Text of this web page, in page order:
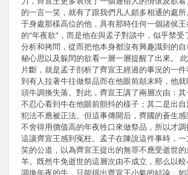
的一言一笑，就有了跟我們凡人頗多相通的處
于身處那樣高位的他，具有那時任何一個諸侯
的“年夜欲”，而是他在與孟子對談中，似乎禁
分析和拷問，從而把他本身都沒有興趣識到的
秘心思以及躲閃的欲看一層一層提醒了出來。
片斷，就是孟子剖析了齊宣王經過的事況的一
到有人拉著牛往做祭品而在他眼前顛末時，他
頭牛調換失落。對此，齊宣王講了兩層次由：
不忍心看到牛在他眼前顫抖的樣子；其二是出
犯法不應被正法。但這事傳開后，齊國的蒼生感
不舍得用價值高的年夜牲口來做祭品，所以才調
這讓齊宣王感到冤枉。孟子在陳說這件事時，
笑的公道，以為齊宣王提出的無罪不應受逝世
羊。既然牛免逝世的這層次由不成立，那么以